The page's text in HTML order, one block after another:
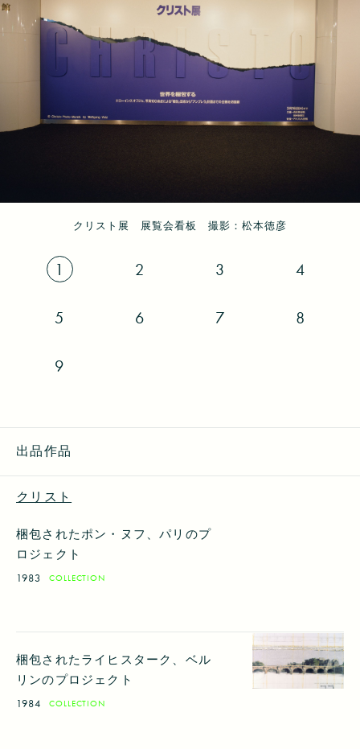
クリスト展 展覧会看板 撮影：松本徳彦
クリスト展 展覧会エントランス 撮影：松本徳彦
クリスト展 展覧会エントランス 撮影：松本徳彦
クリスト展 展覧会エントランス 撮影：松本徳彦
クリスト展 展示風景 撮影：松本徳彦
クリスト展 展示風景 撮影：松本徳彦
クリスト展 展示風景 撮影：松本徳彦
クリスト展 展示風景 撮影：松本徳彦
クリスト展 展示風景 撮影：松本徳彦
1 2 3 4
5 6 7 8
9
出品作品
クリスト
梱包されたポン・ヌフ、パリのプ
ロジェクト
1983 COLLECTION
梱包されたライヒスターク、ベル
リンのプロジェクト
1984 COLLECTION